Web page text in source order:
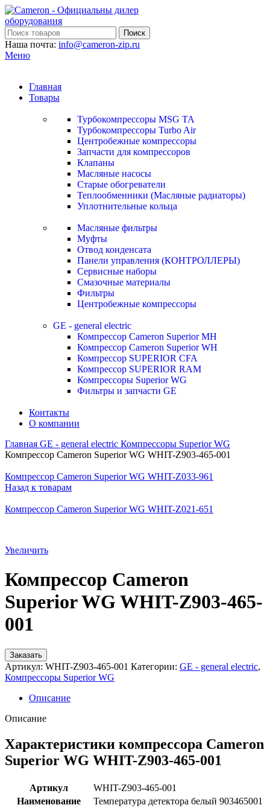
Поиск
Наша почта: info@cameron-zip.ru
Меню
Главная
Товары
Турбокомпрессоры MSG TA
Турбокомпрессоры Turbo Air
Центробежные компрессоры
Запчасти для компрессоров
Клапаны
Масляные насосы
Старые обогреватели
Теплообменники (Масляные радиаторы)
Уплотнительные кольца
Масляные фильтры
Муфты
Отвод конденсата
Панели управления (КОНТРОЛЛЕРЫ)
Сервисные наборы
Смазочные материалы
Фильтры
Центробежные компрессоры
GE - general electric
Компрессор Cameron Superior MH
Компрессор Cameron Superior WH
Компрессор SUPERIOR CFA
Компрессор SUPERIOR RAM
Компрессоры Superior WG
Фильтры и запчасти GE
Контакты
О компании
Главная GE - general electric Компрессоры Superior WG
Компрессор Cameron Superior WG WHIT-Z903-465-001
Компрессор Cameron Superior WG WHIT-Z033-961
Назад к товарам
Компрессор Cameron Superior WG WHIT-Z021-651
Увеличить
Компрессор Cameron
Superior WG WHIT-Z903-465-
001
Заказать
Артикул: WHIT-Z903-465-001 Категории: GE - general electric,
Компрессоры Superior WG
Описание
Описание
Характеристики компрессора Cameron
Superior WG WHIT-Z903-465-001
Артикул
WHIT-Z903-465-001
Наименование
Температура детектора белый 903465001